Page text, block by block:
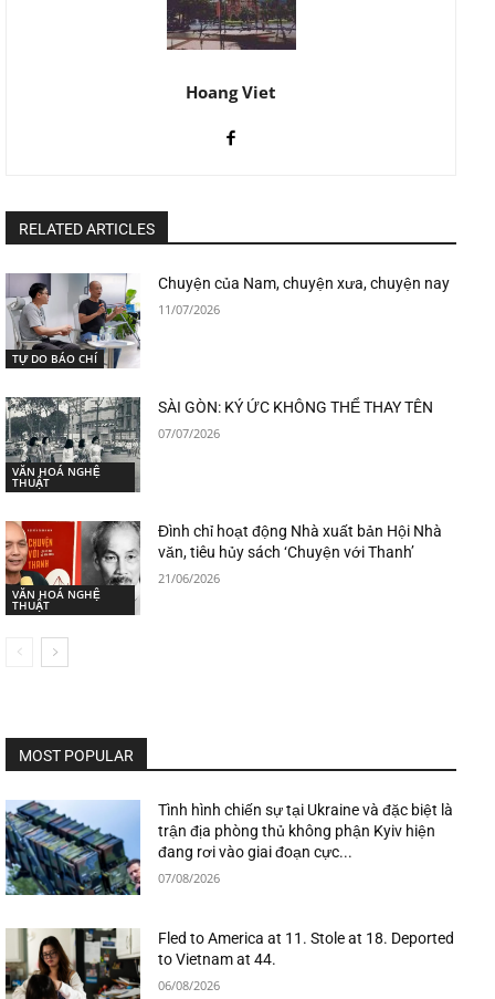
Hoang Viet
RELATED ARTICLES
TỰ DO BÁO CHÍ
Chuyện của Nam, chuyện xưa, chuyện nay
11/07/2026
VĂN HOÁ NGHỆ
THUẬT
SÀI GÒN: KÝ ỨC KHÔNG THỂ THAY TÊN
07/07/2026
VĂN HOÁ NGHỆ
THUẬT
Đình chỉ hoạt động Nhà xuất bản Hội Nhà
văn, tiêu hủy sách ‘Chuyện với Thanh’
21/06/2026
MOST POPULAR
Tình hình chiến sự tại Ukraine và đặc biệt là
trận địa phòng thủ không phận Kyiv hiện
đang rơi vào giai đoạn cực...
07/08/2026
Fled to America at 11. Stole at 18. Deported
to Vietnam at 44.
06/08/2026